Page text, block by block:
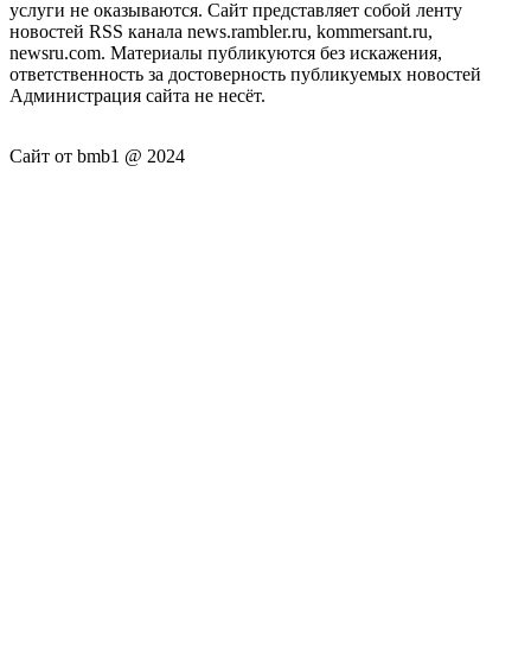
услуги не оказываются. Сайт представляет собой ленту
новостей RSS канала news.rambler.ru, kommersant.ru,
newsru.com. Материалы публикуются без искажения,
ответственность за достоверность публикуемых новостей
Администрация сайта не несёт.
Сайт от bmb1 @ 2024